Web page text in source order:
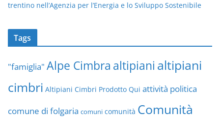
trentino nell’Agenzia per l’Energia e lo Sviluppo Sostenibile
Tags
"famiglia" Alpe Cimbra altipiani altipiani
cimbri Altipiani Cimbri Prodotto Qui attività politica
comune di folgaria comuni comunità Comunità